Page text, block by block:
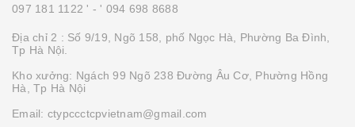
097 181 1122 ' - ' 094 698 8688
Địa chỉ 2 : Số 9/19, Ngõ 158, phố Ngọc Hà, Phường Ba Đình,
Tp Hà Nội.
Kho xưởng: Ngách 99 Ngõ 238 Đường Âu Cơ, Phường Hồng
Hà, Tp Hà Nội
Email: ctypccctcpvietnam@gmail.com